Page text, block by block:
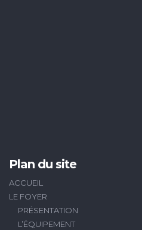
Plan du site
ACCUEIL
LE FOYER
PRÉSENTATION
L’ÉQUIPEMENT